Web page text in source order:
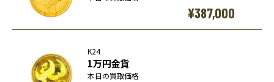
¥387,000
K24
1万円金貨
本日の買取価格